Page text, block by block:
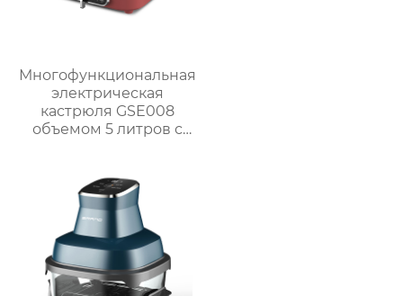
Многофункциональная
электрическая
кастрюля GSE008
объемом 5 литров с
приготовления на
пару, варки, тушения и
жарки.